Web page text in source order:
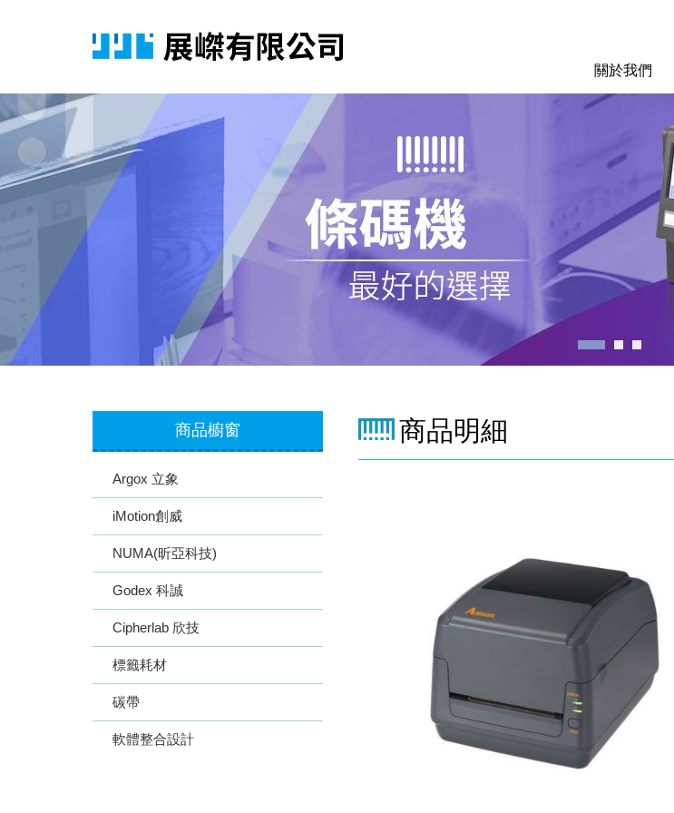
關於我們
商品櫥窗
Argox 立象
iMotion創威
NUMA(昕亞科技)
Godex 科誠
Cipherlab 欣技
標籤耗材
碳帶
軟體整合設計
商品明細